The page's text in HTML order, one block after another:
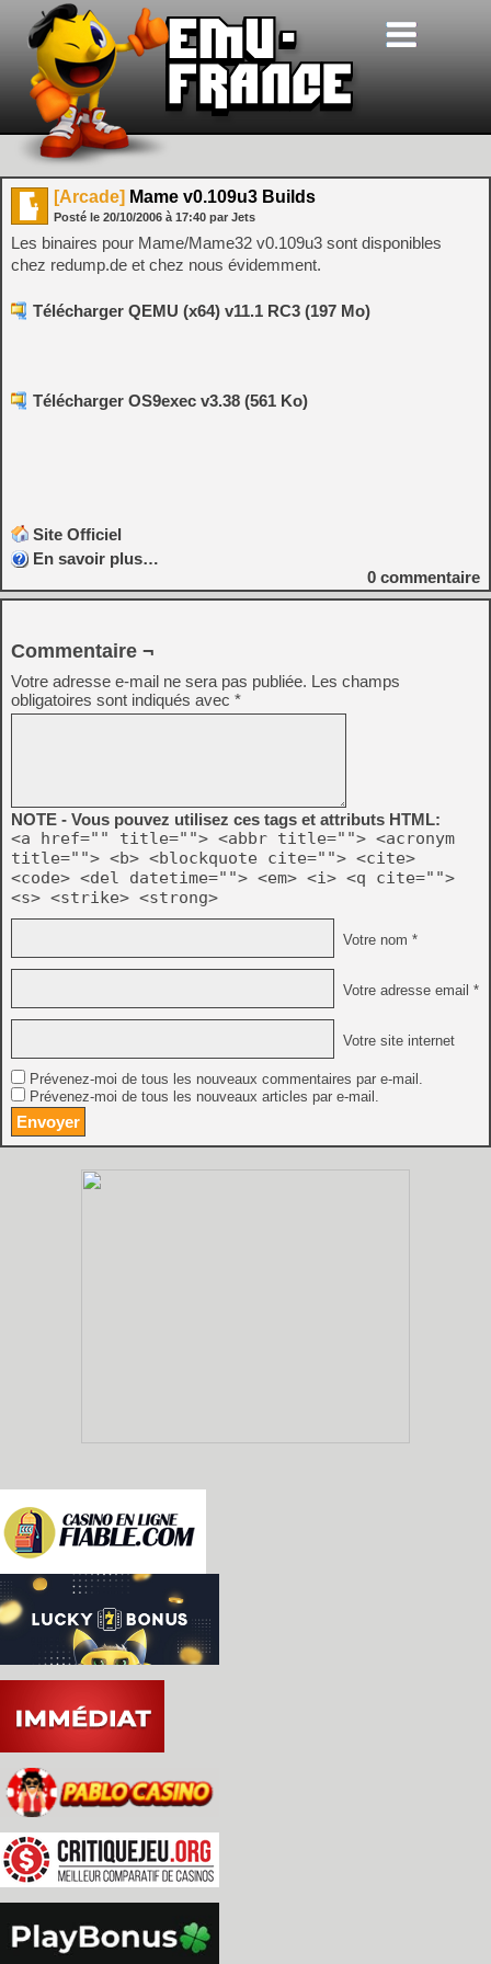
[Arcade] Mame v0.109u3 Builds
Posté le 20/10/2006 à 17:40 par Jets
Les binaires pour Mame/Mame32 v0.109u3 sont disponibles
chez redump.de et chez nous évidemment.
Télécharger QEMU (x64) v11.1 RC3 (197 Mo)
Télécharger OS9exec v3.38 (561 Ko)
Site Officiel
En savoir plus…
0 commentaire
Commentaire ¬
Votre adresse e-mail ne sera pas publiée. Les champs
obligatoires sont indiqués avec *
NOTE - Vous pouvez utilisez ces tags et attributs HTML:
<a href="" title=""> <abbr title=""> <acronym
title=""> <b> <blockquote cite=""> <cite>
<code> <del datetime=""> <em> <i> <q cite="">
<s> <strike> <strong>
Votre nom *
Votre adresse email *
Votre site internet
Prévenez-moi de tous les nouveaux commentaires par e-mail.
Prévenez-moi de tous les nouveaux articles par e-mail.